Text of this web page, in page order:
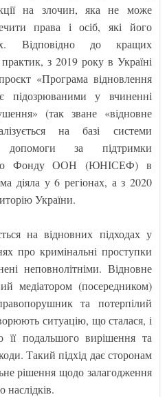
на злочин, яка не може
права і осіб, які його
Відповідно до кращих
з 2019 року в Україні
«Програма відновлення
підозрюваними у вчиненні
(так зване «відновне
на базі системи
допомоги за підтримки
Фонду ООН (ЮНІСЕФ) в
діяла у 6 регіонах, а з 2020
України.
на відновних підходах у
про кримінальні проступки
неповнолітніми. Відновне
медіатором (посередником)
та потерпілий
ситуацію, що сталася, і
подальшого вирішення та
Такий підхід дає сторонам
рішення щодо залагодження
наслідків.